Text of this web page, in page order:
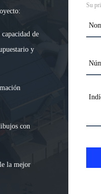
de
y
con
la mejor
Su